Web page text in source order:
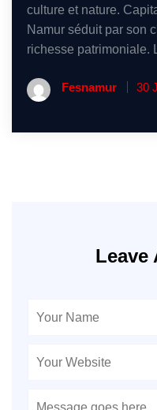
culture et nature.
Namur séduit par son
richesse patrimoniale.
Fesnamur 30
Leave